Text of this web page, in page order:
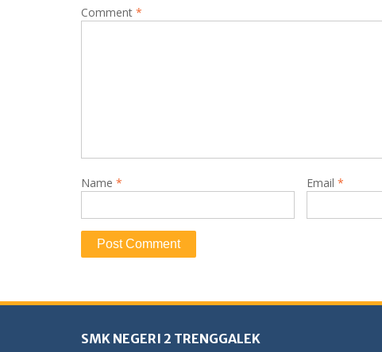
Comment *
Name * Email *
SMK NEGERI 2 TRENGGALEK